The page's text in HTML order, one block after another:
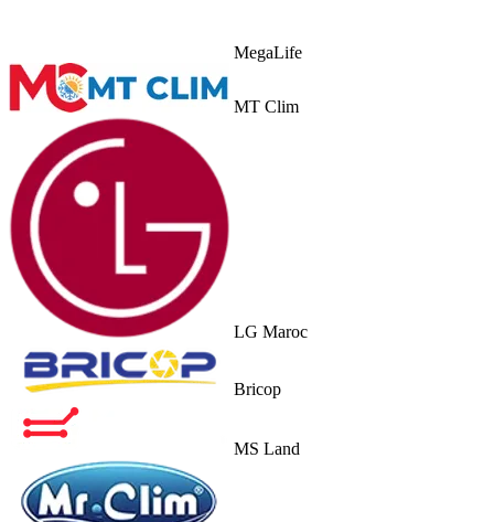
MegaLife
MT Clim
LG Maroc
Bricop
MS Land